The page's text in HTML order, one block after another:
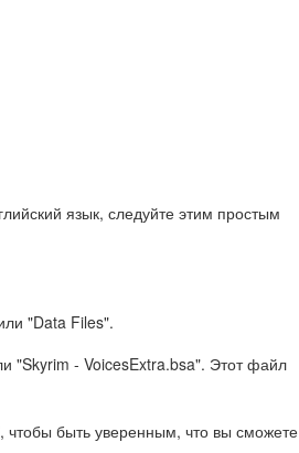
язык, следуйте этим простым
"Data Files".
"Skyrim - VoicesExtra.bsa". Этот файл
быть уверенным, что вы сможете